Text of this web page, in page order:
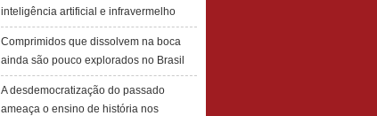
inteligência artificial e infravermelho
Comprimidos que dissolvem na boca
ainda são pouco explorados no Brasil
A desdemocratização do passado
ameaça o ensino de história nos